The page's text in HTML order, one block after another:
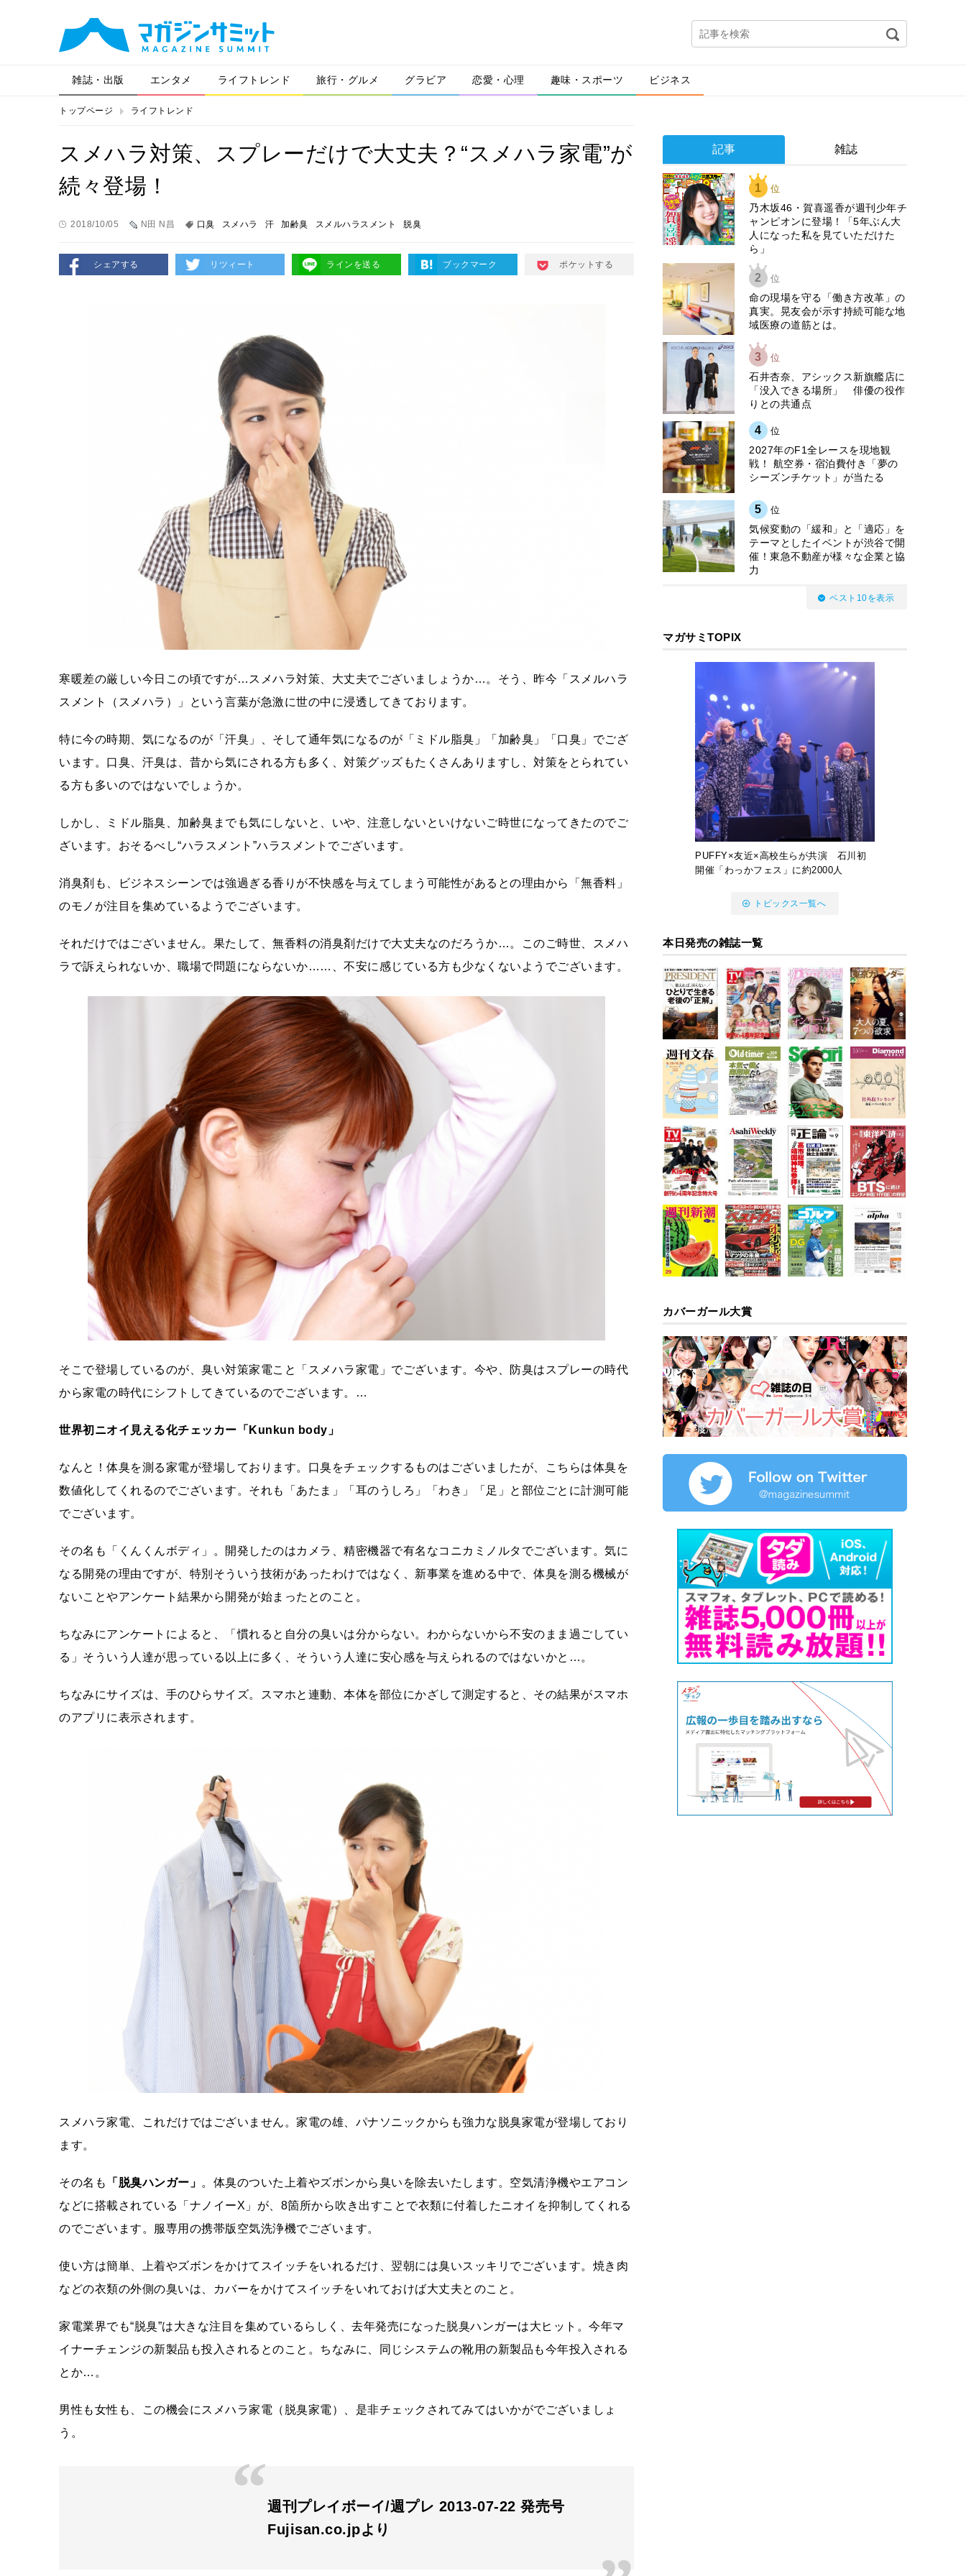
雑誌・出版 エンタメ ライフトレンド 旅行・グルメ グラビア 恋愛・心理 趣味・スポーツ ビジネス
トップページ ライフトレンド
スメハラ対策、スプレーだけで大丈夫？“スメハラ家電”が
続々登場！
2018/10/05 N田 N昌 口臭 スメハラ 汗 加齢臭 スメルハラスメント 脱臭
シェアする リツィート ラインを送る ブックマーク ポケットする
寒暖差の厳しい今日この頃ですが…スメハラ対策、大丈夫でございましょうか…。そう、昨今「スメルハラ
スメント（スメハラ）」という言葉が急激に世の中に浸透してきております。
特に今の時期、気になるのが「汗臭」、そして通年気になるのが「ミドル脂臭」「加齢臭」「口臭」でござ
います。口臭、汗臭は、昔から気にされる方も多く、対策グッズもたくさんありますし、対策をとられてい
る方も多いのではないでしょうか。
しかし、ミドル脂臭、加齢臭までも気にしないと、いや、注意しないといけないご時世になってきたのでご
ざいます。おそるべし“ハラスメント”ハラスメントでございます。
消臭剤も、ビジネスシーンでは強過ぎる香りが不快感を与えてしまう可能性があるとの理由から「無香料」
のモノが注目を集めているようでございます。
それだけではございません。果たして、無香料の消臭剤だけで大丈夫なのだろうか…。このご時世、スメハ
ラで訴えられないか、職場で問題にならないか……、不安に感じている方も少なくないようでございます。
そこで登場しているのが、臭い対策家電こと「スメハラ家電」でございます。今や、防臭はスプレーの時代
から家電の時代にシフトしてきているのでございます。…
世界初ニオイ見える化チェッカー「Kunkun body」
なんと！体臭を測る家電が登場しております。口臭をチェックするものはございましたが、こちらは体臭を
数値化してくれるのでございます。それも「あたま」「耳のうしろ」「わき」「足」と部位ごとに計測可能
でございます。
その名も「くんくんボディ」。開発したのはカメラ、精密機器で有名なコニカミノルタでございます。気に
なる開発の理由ですが、特別そういう技術があったわけではなく、新事業を進める中で、体臭を測る機械が
ないことやアンケート結果から開発が始まったとのこと。
ちなみにアンケートによると、「慣れると自分の臭いは分からない。わからないから不安のまま過ごしてい
る」そういう人達が思っている以上に多く、そういう人達に安心感を与えられるのではないかと…。
ちなみにサイズは、手のひらサイズ。スマホと連動、本体を部位にかざして測定すると、その結果がスマホ
のアプリに表示されます。
スメハラ家電、これだけではございません。家電の雄、パナソニックからも強力な脱臭家電が登場しており
ます。
その名も 「脱臭ハンガー」 。体臭のついた上着やズボンから臭いを除去いたします。空気清浄機やエアコン
などに搭載されている「ナノイーX」が、8箇所から吹き出すことで衣類に付着したニオイを抑制してくれる
のでございます。服専用の携帯版空気洗浄機でございます。
使い方は簡単、上着やズボンをかけてスイッチをいれるだけ、翌朝には臭いスッキリでございます。焼き肉
などの衣類の外側の臭いは、カバーをかけてスイッチをいれておけば大丈夫とのこと。
家電業界でも“脱臭”は大きな注目を集めているらしく、去年発売になった脱臭ハンガーは大ヒット。今年マ
イナーチェンジの新製品も投入されるとのこと。ちなみに、同じシステムの靴用の新製品も今年投入される
とか…。
男性も女性も、この機会にスメハラ家電（脱臭家電）、是非チェックされてみてはいかがでございましょ
う。
週刊プレイボーイ/週プレ 2013-07-22 発売号
Fujisan.co.jpより
記事 雑誌
1 位
乃木坂46・賀喜遥香が週刊少年チ
ャンピオンに登場！「5年ぶん大
人になった私を見ていただけた
ら」
2 位
​命の現場を守る「働き方改革」の
真実。晃友会が示す持続可能な地
域医療の道筋とは。
3 位
石井杏奈、アシックス新旗艦店に
「没入できる場所」 俳優の役作
りとの共通点
4 位
2027年のF1全レースを現地観
戦！ 航空券・宿泊費付き「夢の
シーズンチケット」が当たる
5 位
気候変動の「緩和」と「適応」を
テーマとしたイベントが渋谷で開
催！東急不動産が様々な企業と協
力
ベスト10を表示
マガサミTOPIX
PUFFY×友近×高校生らが共演 石川初
開催「わっかフェス」に約2000人
トピックス一覧へ
本日発売の雑誌一覧
カバーガール大賞